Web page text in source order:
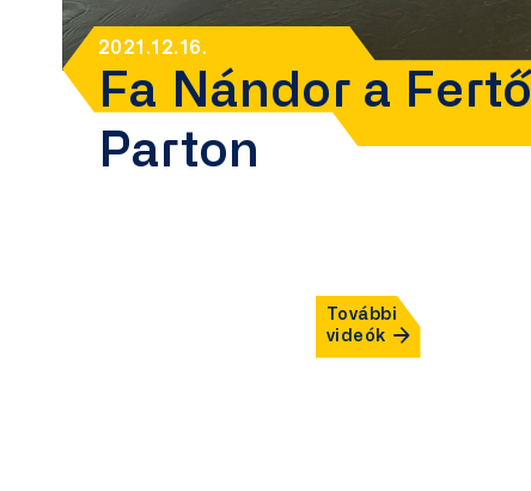
2021.12.16.
Fa Nándor a Fertő
Parton
További
videók